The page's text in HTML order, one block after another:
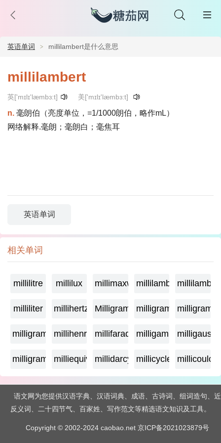
英语单词 millilambert是什么意思
millilambert
英['mɪlɪ'læmbɜ:t] 美['mɪlɪ'læmbɜ:t]
n. 毫朗伯（亮度单位，=1/1000朗伯，略作mL）
网络解释.毫朗；毫朗白；毫焦耳
英语单词
相关单词
millilitre millilux millimaxwellmillilambda
milliliter millihertz Milligramagemilligrame
milligrammemillihenry millifarad milligammamilligauss
milligram milliequivalentmillidarcy millicycle
语文网为您提供汉语字典、汉语词典、成语、古诗词、组词造句、近
反义词、二十四节气、百家姓、写作范文等精选语文知识及工具。
Copyright © 2002-2024 caobao.net 京ICP备2021023879号